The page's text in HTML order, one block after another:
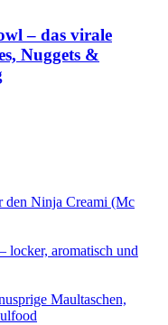
– das virale
Nuggets &
den Ninja Creami (Mc
locker, aromatisch und
Maultaschen,